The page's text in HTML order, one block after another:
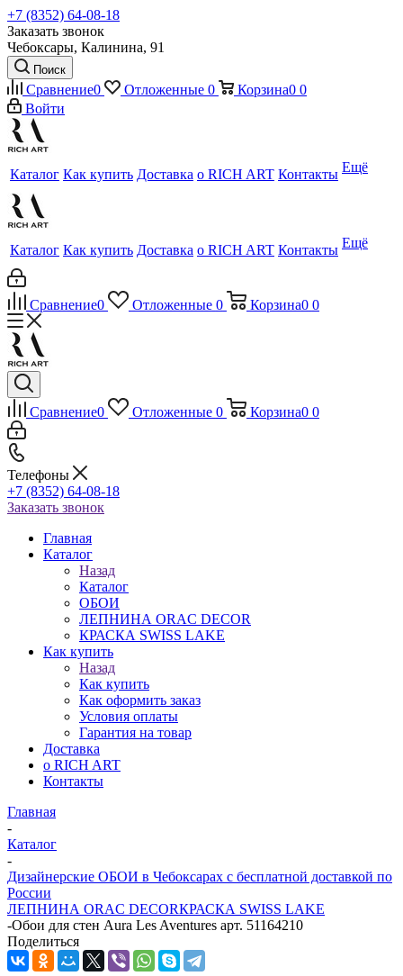
+7 (8352) 64-08-18
Заказать звонок
Чебоксары, Калинина, 91
Поиск
Сравнение0 Отложенные 0 Корзина0 0
Войти
Каталог Как купить Доставка о RICH ART Контакты Ещё
Каталог Как купить Доставка о RICH ART Контакты Ещё
Сравнение0 Отложенные 0 Корзина0 0
Сравнение0 Отложенные 0 Корзина0 0
Телефоны
+7 (8352) 64-08-18
Заказать звонок
Главная
Каталог
Назад
Каталог
ОБОИ
ЛЕПНИНА ORAC DECOR
КРАСКА SWISS LAKE
Как купить
Назад
Как купить
Как оформить заказ
Условия оплаты
Гарантия на товар
Доставка
о RICH ART
Контакты
Главная
-
Каталог
-
Дизайнерские ОБОИ в Чебоксарах с бесплатной доставкой по
России
ЛЕПНИНА ORAC DECORКРАСКА SWISS LAKE
-Обои для стен Aura Les Aventures арт. 51164210
Поделиться